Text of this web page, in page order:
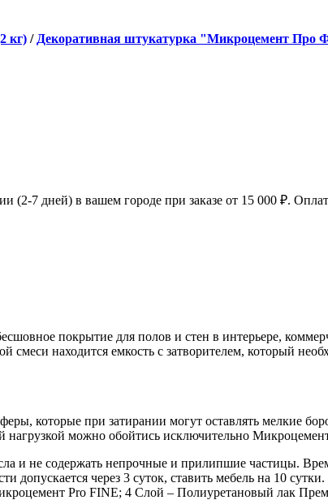
кг) / Декоративная штукатурка "Микроцемент Про
(2-7 дней) в вашем городе при заказе от 15 000 ₽.
покрытие для полов и стен в интерьере,
смеси находится емкость с затворителем, который
которые при затирании могут оставлять мелкие
нагрузкой можно обойтись исключительно
и не содержать непрочные и прилипшие частицы.
допускается через 3 суток, ставить мебель на 10
Pro FINE; 4 Слой – Полиуретановый лак